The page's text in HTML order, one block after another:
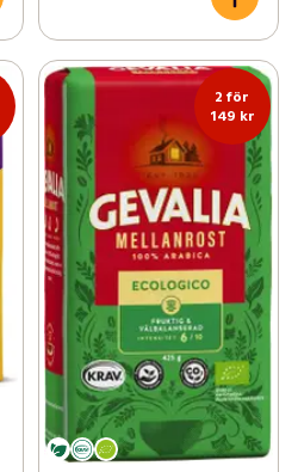
2 för
149 kr